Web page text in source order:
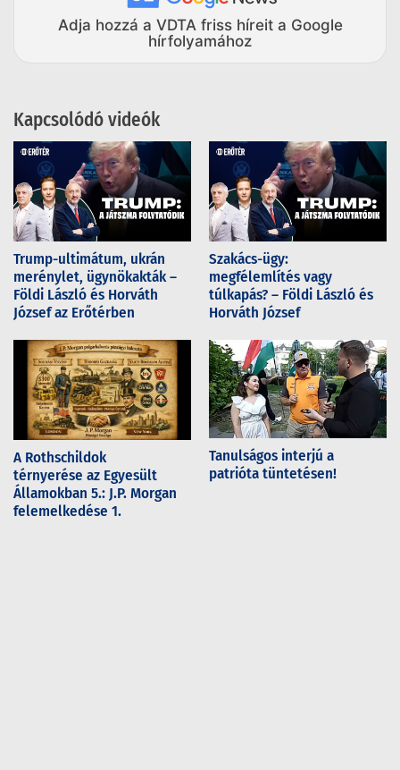
Adja hozzá a VDTA friss híreit a Google
hírfolyamához
Kapcsolódó videók
Trump-ultimátum, ukrán
merénylet, ügynökakták –
Földi László és Horváth
József az Erőtérben
Szakács-ügy:
megfélemlítés vagy
túlkapás? – Földi László és
Horváth József
A Rothschildok
térnyerése az Egyesült
Államokban 5.: J.P. Morgan
felemelkedése 1.
Tanulságos interjú a
patrióta tüntetésen!